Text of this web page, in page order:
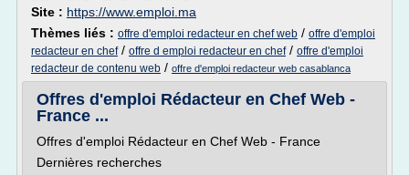
Site : https://www.emploi.ma
Thèmes liés : offre d'emploi redacteur en chef web / offre d'emploi
redacteur en chef/ offre d emploi redacteur en chef/ offre d'emploi
redacteur de contenu web / offre d'emploi redacteur web casablanca
Offres d'emploi Rédacteur en Chef Web -
France ...
Offres d'emploi Rédacteur en Chef Web - France
Dernières recherches